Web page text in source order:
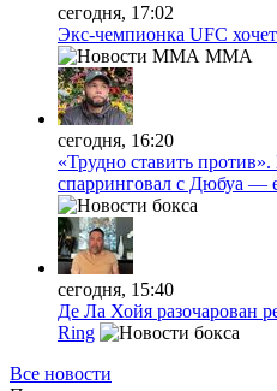
сегодня, 17:02
Экс-чемпионка UFC
MMA
сегодня, 16:20
«Трудно ставить
спарринговал с Дюбуа —
сегодня, 15:40
Де Ла Хойя разочарован
Ring
Все новости